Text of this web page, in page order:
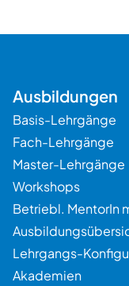
Ausbildungen
Basis-Lehrgänge
Fach-Lehrgänge
Master-Lehrgänge
Workshops
Betriebl. MentorIn
Lehrgangs-
Akademien